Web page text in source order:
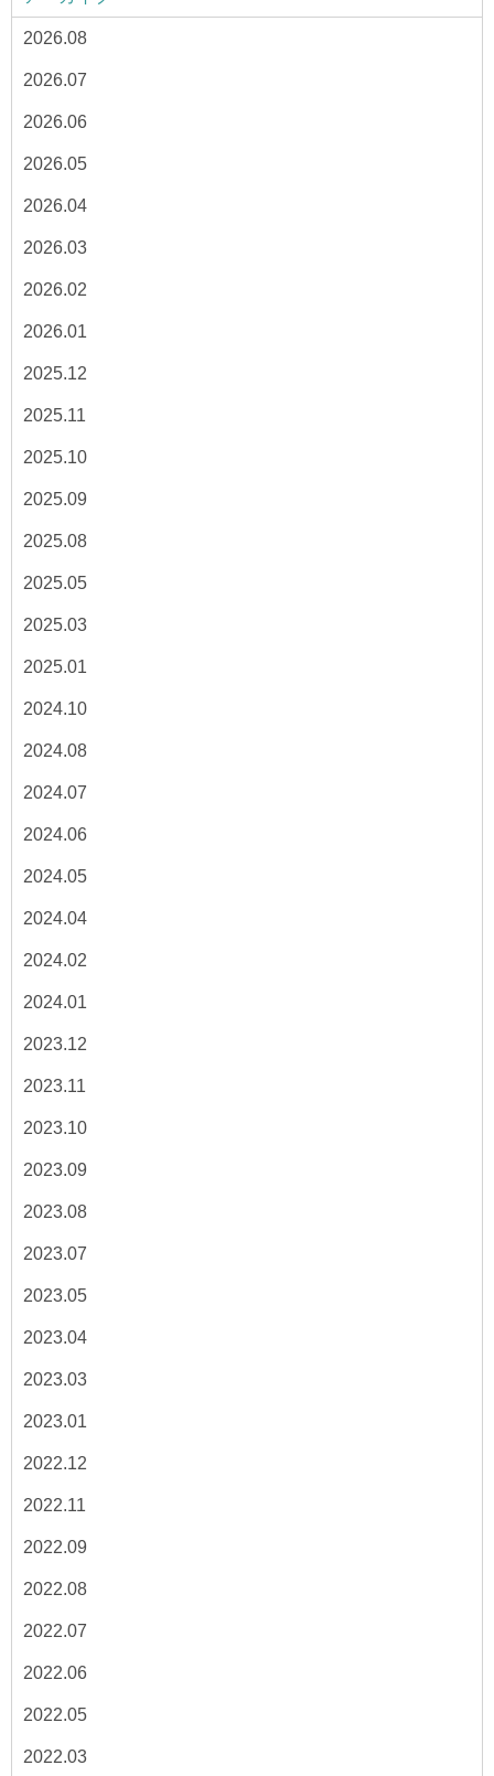
2026.08
2026.07
2026.06
2026.05
2026.04
2026.03
2026.02
2026.01
2025.12
2025.11
2025.10
2025.09
2025.08
2025.05
2025.03
2025.01
2024.10
2024.08
2024.07
2024.06
2024.05
2024.04
2024.02
2024.01
2023.12
2023.11
2023.10
2023.09
2023.08
2023.07
2023.05
2023.04
2023.03
2023.01
2022.12
2022.11
2022.09
2022.08
2022.07
2022.06
2022.05
2022.03